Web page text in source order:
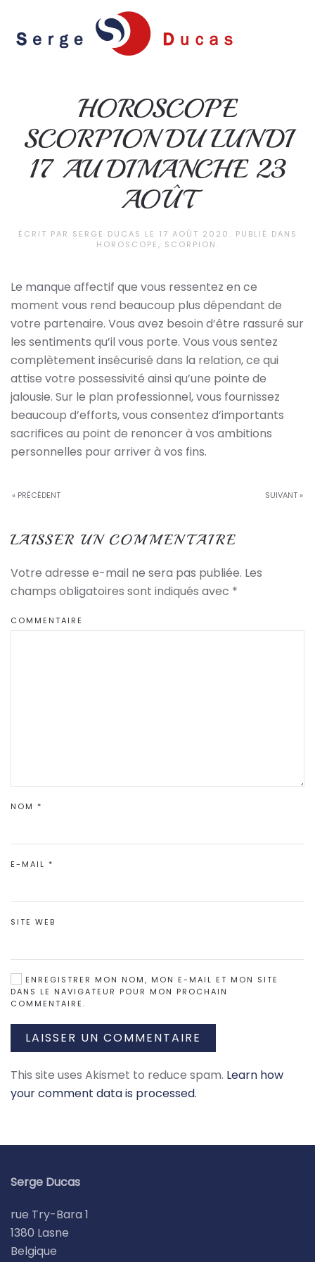
Skip to main content
HOROSCOPE
SCORPION DU LUNDI
17 AU DIMANCHE 23
AOÛT
ÉCRIT PAR SERGE DUCAS LE 17 AOÛT 2020 . PUBLIÉ DANS
HOROSCOPE, SCORPION .
Le manque affectif que vous ressentez en ce
moment vous rend beaucoup plus dépendant de
votre partenaire. Vous avez besoin d’être rassuré sur
les sentiments qu’il vous porte. Vous vous sentez
complètement insécurisé dans la relation, ce qui
attise votre possessivité ainsi qu’une pointe de
jalousie. Sur le plan professionnel, vous fournissez
beaucoup d’efforts, vous consentez d’importants
sacrifices au point de renoncer à vos ambitions
personnelles pour arriver à vos fins.
« PRÉCÉDENT SUIVANT »
LAISSER UN COMMENTAIRE
Votre adresse e-mail ne sera pas publiée. Les
champs obligatoires sont indiqués avec *
COMMENTAIRE
NOM *
E-MAIL *
SITE WEB
ENREGISTRER MON NOM, MON E-MAIL ET MON SITE
DANS LE NAVIGATEUR POUR MON PROCHAIN
COMMENTAIRE.
LAISSER UN COMMENTAIRE
This site uses Akismet to reduce spam. Learn how
your comment data is processed.
Serge Ducas
rue Try-Bara 1
1380 Lasne
Belgique